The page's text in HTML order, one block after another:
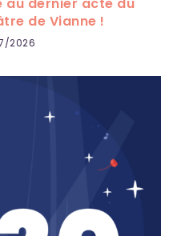
de Vianne !
2026